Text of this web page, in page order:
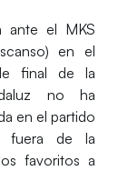
ante el MKS
en el
final de la
no ha
en el partido
fuera de la
favoritos a